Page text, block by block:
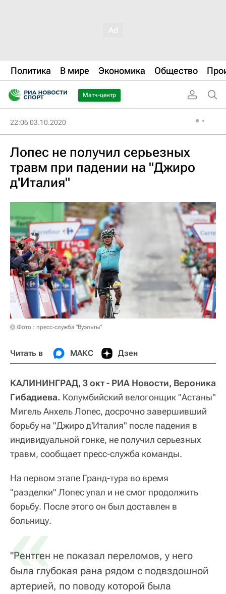
Политика В мире Экономика Общество
Матч-центр
22:06 03.10.2020
Лопес не получил серьезных
травм при падении на "Джиро
д'Италия"
© Фото : пресс-служба "Вуэльты"
Читать в МАКС Дзен
КАЛИНИНГРАД, 3 окт - РИА Новости, Вероника
Гибадиева. Колумбийский велогонщик "Астаны"
Мигель Анхель Лопес, досрочно завершивший
борьбу на "Джиро д'Италия" после падения в
индивидуальной гонке, не получил серьезных
травм, сообщает пресс-служба команды.
На первом этапе Гранд-тура во время
"разделки" Лопес упал и не смог продолжить
борьбу. После этого он был доставлен в
больницу.
«
"Рентген не показал переломов, у него
была глубокая рана рядом с подвздошной
артерией, по поводу которой была